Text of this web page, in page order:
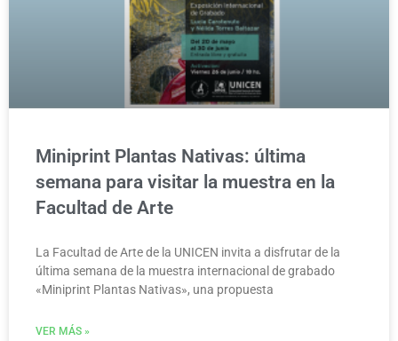
Miniprint Plantas Nativas: última
semana para visitar la muestra en la
Facultad de Arte
La Facultad de Arte de la UNICEN invita a disfrutar de la
última semana de la muestra internacional de grabado
«Miniprint Plantas Nativas», una propuesta
VER MÁS »